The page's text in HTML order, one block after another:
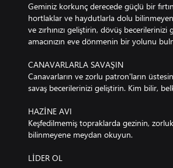
Geminiz korkunç derecede güçlü bir
hortlaklar ve haydutlarla dolu bilinmeyen
ve zırhınızı geliştirin, dövüş
amacınızın eve dönmenin bir yolunu
CANAVARLARLA SAVAŞIN
Canavarların ve zorlu patron'ların
savaş becerilerinizi geliştirin. Kim bilir,
HAZİNE AVI
Keşfedilmemiş topraklarda gezinin,
bilinmeyene meydan okuyun.
LİDER OL